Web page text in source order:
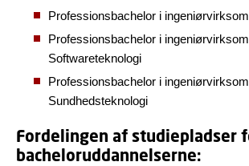
Professionsbachelor i
Professionsbachelor i
Softwareteknologi
Professionsbachelor i
Sundhedsteknologi
Fordelingen af studiepladser
bacheloruddannelserne: